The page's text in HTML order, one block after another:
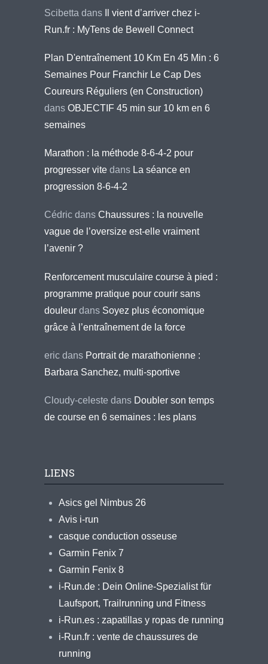
Scibetta dans
Il vient d’arriver chez i-
Run.fr : MyTens de Bewell Connect
Plan D'entraînement 10 Km En 45 Min : 6
Semaines Pour Franchir Le Cap Des
Coureurs Réguliers (en Construction)
dans OBJECTIF 45 min sur 10 km en 6
semaines
Marathon : la méthode 8-6-4-2 pour
progresser vite dans La séance en
progression 8-6-4-2
Cédric dans Chaussures : la nouvelle
vague de l’oversize est-elle vraiment
l’avenir ?
Renforcement musculaire course à pied :
programme pratique pour courir sans
douleur dans Soyez plus économique
grâce à l’entraînement de la force
eric dans Portrait de marathonienne :
Barbara Sanchez, multi-sportive
Cloudy-celeste dans Doubler son temps
de course en 6 semaines : les plans
LIENS
Asics gel Nimbus 26
Avis i-run
casque conduction osseuse
Garmin Fenix 7
Garmin Fenix 8
i-Run.de : Dein Online-Spezialist für
Laufsport, Trailrunning und Fitness
i-Run.es : zapatillas y ropas de running
i-Run.fr : vente de chaussures de
running